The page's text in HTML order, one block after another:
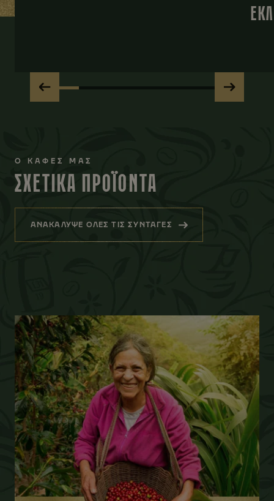
Ο ΚΑΦΕΣ ΜΑΣ
ΣΧΕΤΙΚΑ ΠΡΟΪΟΝΤΑ
ΑΝΑΚΑΛΥΨΕ ΟΛΕΣ ΤΙΣ ΣΥΝΤΑΓΕΣ
(ΣΧΕΤΙΚΑ ΠΡΟΪΟΝΤΑ)